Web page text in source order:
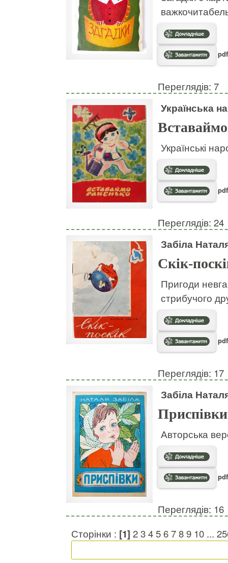
Переглядів: 7
Українська
Українські
Переглядів: 24
Забіла
Скік-
Пригоди
стрибучого
Переглядів: 17
Забіла
Приспівки
Авторська
Переглядів: 16
Сторінки : [1] 23456789 10 ...